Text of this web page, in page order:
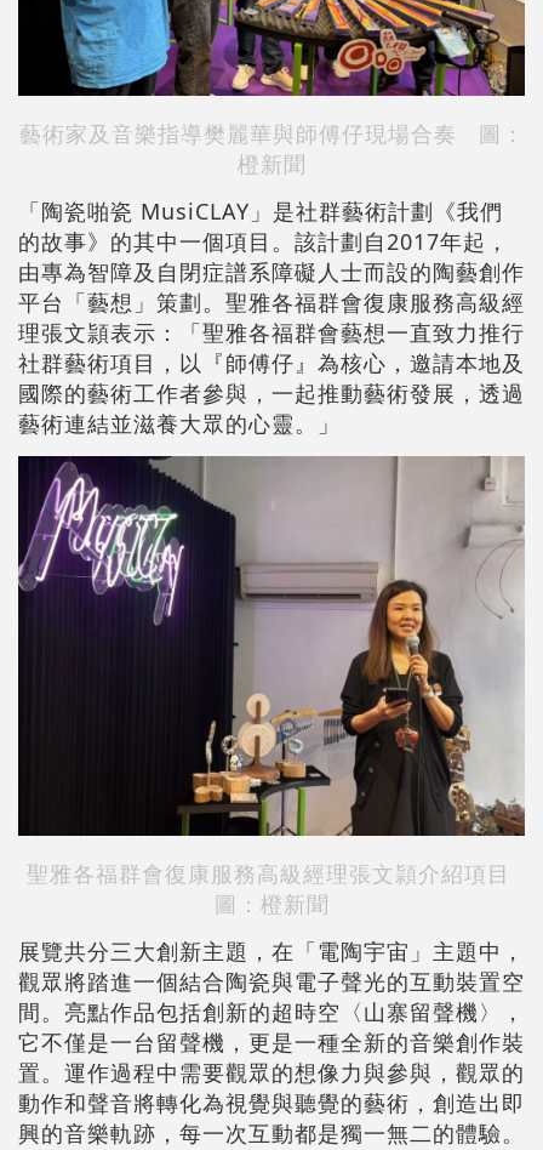
藝術家及音樂指導樊麗華與師傅仔現場合奏 圖：
橙新聞
「陶瓷啪瓷 MusiCLAY」是社群藝術計劃《我們
的故事》的其中一個項目。該計劃自2017年起，
由專為智障及自閉症譜系障礙人士而設的陶藝創作
平台「藝想」策劃。聖雅各福群會復康服務高級經
理張文頴表示：「聖雅各福群會藝想一直致力推行
社群藝術項目，以『師傅仔』為核心，邀請本地及
國際的藝術工作者參與，一起推動藝術發展，透過
藝術連結並滋養大眾的心靈。」
聖雅各福群會復康服務高級經理張文頴介紹項目
圖：橙新聞
展覽共分三大創新主題，在「電陶宇宙」主題中，
觀眾將踏進一個結合陶瓷與電子聲光的互動裝置空
間。亮點作品包括創新的超時空〈山寨留聲機〉，
它不僅是一台留聲機，更是一種全新的音樂創作裝
置。運作過程中需要觀眾的想像力與參與，觀眾的
動作和聲音將轉化為視覺與聽覺的藝術，創造出即
興的音樂軌跡，每一次互動都是獨一無二的體驗。